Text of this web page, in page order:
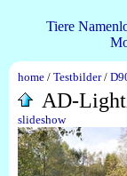
Tiere
home / Testbilder/
AD-
slideshow